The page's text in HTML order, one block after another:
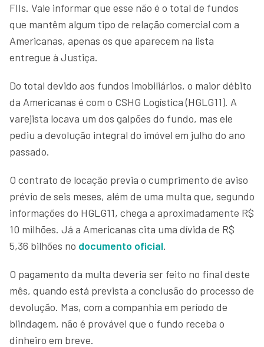
FIIs. Vale informar que esse não é o total de fundos
que mantêm algum tipo de relação comercial com a
Americanas, apenas os que aparecem na lista
entregue à Justiça.
Do total devido aos fundos imobiliários, o maior débito
da Americanas é com o CSHG Logística (HGLG11). A
varejista locava um dos galpões do fundo, mas ele
pediu a devolução integral do imóvel em julho do ano
passado.
O contrato de locação previa o cumprimento de aviso
prévio de seis meses, além de uma multa que, segundo
informações do HGLG11, chega a aproximadamente R$
10 milhões. Já a Americanas cita uma dívida de R$
5,36 bilhões no documento oficial.
O pagamento da multa deveria ser feito no final deste
mês, quando está prevista a conclusão do processo de
devolução. Mas, com a companhia em período de
blindagem, não é provável que o fundo receba o
dinheiro em breve.